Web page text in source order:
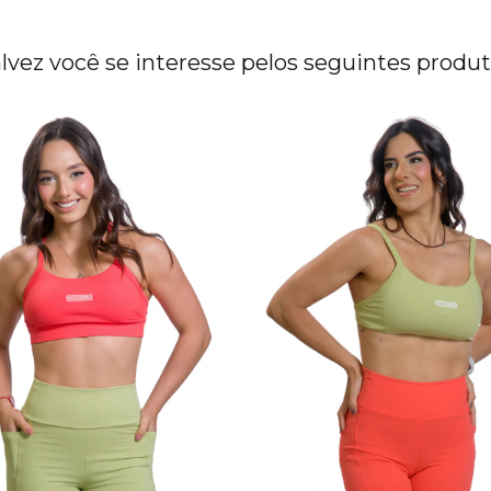
você se interesse pelos seguintes